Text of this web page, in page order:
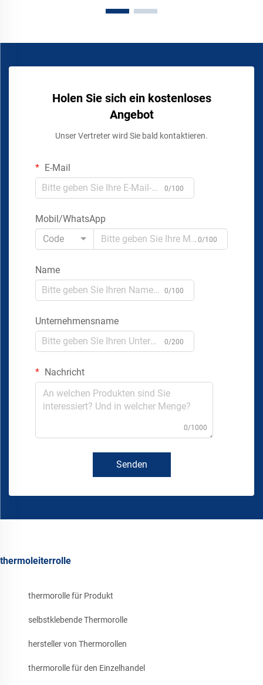
Holen Sie sich ein kostenloses
Angebot
Unser Vertreter wird Sie bald kontaktieren.
E-Mail
0/100
Mobil/WhatsApp
Code
0/100
Name
0/100
Unternehmensname
0/200
Nachricht
0/1000
Senden
thermoleiterrolle
thermorolle für Produkt
selbstklebende Thermorolle
hersteller von Thermorollen
thermorolle für den Einzelhandel